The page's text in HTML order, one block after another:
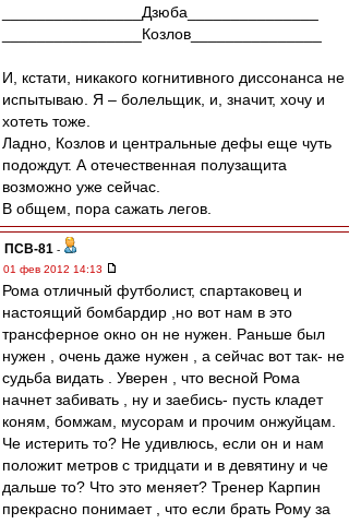
________________Дзюба_______________
________________Козлов_______________
И, кстати, никакого когнитивного диссонанса не
испытываю. Я – болельщик, и, значит, хочу и
хотеть тоже.
Ладно, Козлов и центральные дефы еще чуть
подождут. А отечественная полузащита
возможно уже сейчас.
В общем, пора сажать легов.
ПСВ-81 -
01 фев 2012 14:13
Рома отличный футболист, спартаковец и
настоящий бомбардир ,но вот нам в это
трансферное окно он не нужен. Раньше был
нужен , очень даже нужен , а сейчас вот так- не
судьба видать . Уверен , что весной Рома
начнет забивать , ну и заебись- пусть кладет
коням, бомжам, мусорам и прочим онжуйцам.
Че истерить то? Не удивлюсь, если он и нам
положит метров с тридцати и в девятину и че
дальше то? Что это меняет? Тренер Карпин
прекрасно понимает , что если брать Рому за